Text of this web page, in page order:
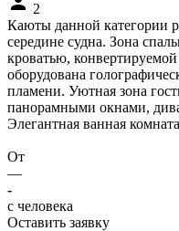
2
Каюты данной категории
середине судна. Зона
кроватью,
оборудована
пламени. Уютная зона
панорамными окнами,
Элегантная ванная
От
—
-
c человека
Оставить заявку